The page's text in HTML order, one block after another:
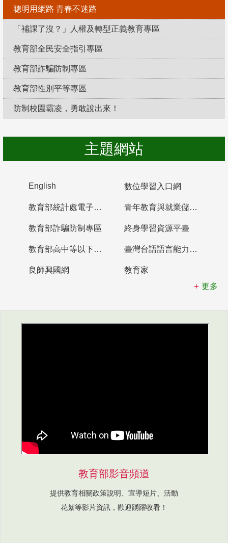
聰明用網路 青春不迷路
「補課了沒？」人權及轉型正義教育專區
教育部全民安全指引專區
教育部詐騙防制專區
教育部性別平等專區
防制校園霸凌，勇敢說出來！
主題網站
English 數位學習入口網
教育部統計處電子書櫃 青年教育與就業儲蓄帳戶
教育部詐騙防制專區 終身學習資源平臺
教育部高中等以下學校及幼兒園教師資格檢定考試 臺灣台語語言能力認證網站
良師興國網
教育家
更多
教育部影音頻道
提供教育相關政策說明、宣導短片、活動
花絮等影片資訊，歡迎踴躍收看！